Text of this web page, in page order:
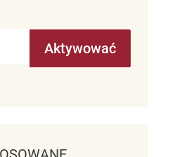
Aktywować